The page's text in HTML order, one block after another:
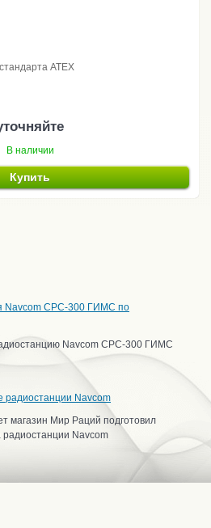
ATEX
В наличии
Купить
Navcom CPC-300 ГИМС по
Navcom CPC-300 ГИМС
Navcom
магазин Мир Раций подготовил
Navcom